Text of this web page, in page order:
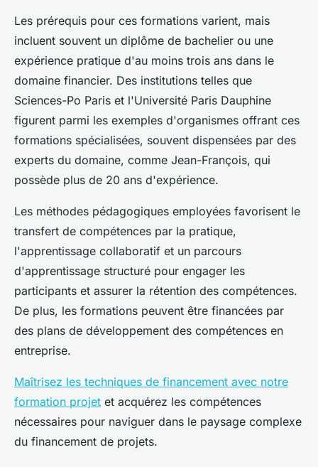
Les prérequis pour ces formations varient, mais
incluent souvent un diplôme de bachelier ou une
expérience pratique d'au moins trois ans dans le
domaine financier. Des institutions telles que
Sciences-Po Paris et l'Université Paris Dauphine
figurent parmi les exemples d'organismes offrant ces
formations spécialisées, souvent dispensées par des
experts du domaine, comme Jean-François, qui
possède plus de 20 ans d'expérience.
Les méthodes pédagogiques employées favorisent le
transfert de compétences par la pratique,
l'apprentissage collaboratif et un parcours
d'apprentissage structuré pour engager les
participants et assurer la rétention des compétences.
De plus, les formations peuvent être financées par
des plans de développement des compétences en
entreprise.
Maîtrisez les techniques de financement avec notre
formation projet et acquérez les compétences
nécessaires pour naviguer dans le paysage complexe
du financement de projets.